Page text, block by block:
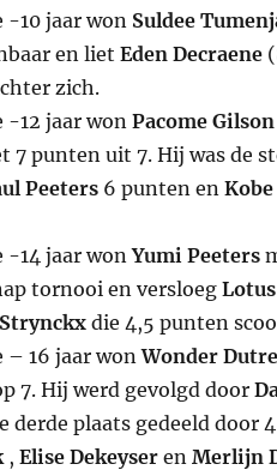
-10 jaar won Suldee
en liet Eden Decraene
zich.
-12 jaar won Pacome Gilson
7 punten uit 7. Hij was de
Peeters 6 punten en
-14 jaar wonYumi Peeters
tornooi en versloeg
die 4,5 punten
– 16 jaar wonWonder Dutre
7. Hij werd gevolgd door
derde plaats gedeeld door
, Elise Dekeyseren Merlijn